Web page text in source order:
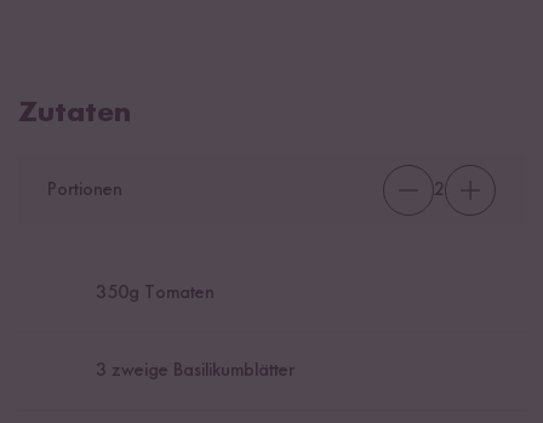
Zutaten
Portionen 2
350g Tomaten
3 zweige Basilikumblätter